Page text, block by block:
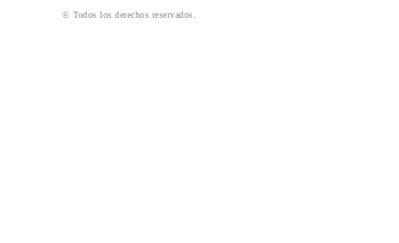
© Todos los derechos reservados.